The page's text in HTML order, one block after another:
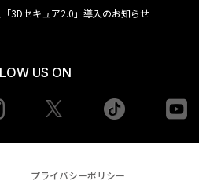
3Dセキュア2.0」導入のお知らせ
US ON
Instagram tiktok
プライバシーポリシー